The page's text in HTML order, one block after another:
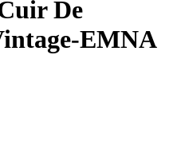
De
EMNA